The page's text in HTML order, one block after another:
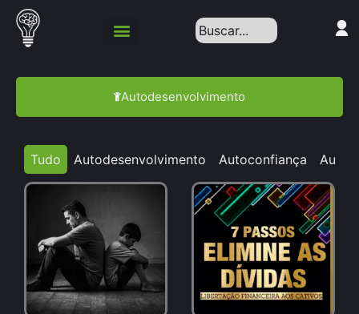
Autodesenvolvimento
Autodesenvolvimento Autoconfiança
Tudo